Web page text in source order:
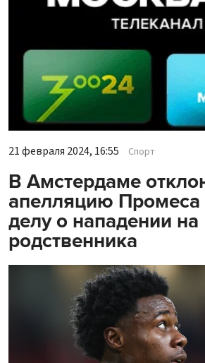
21 февраля 2024, 16:55 Спорт
В Амстердаме
апелляцию Промеса
делу о нападении на
родственника